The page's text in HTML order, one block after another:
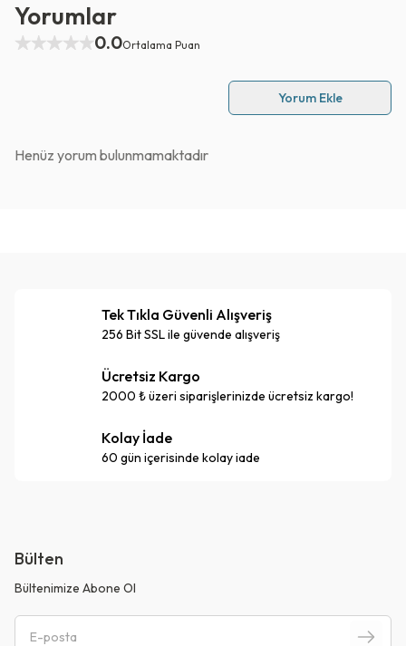
Yorumlar
0.0Ortalama Puan
Yorum Ekle
Henüz yorum bulunmamaktadır
Tek Tıkla Güvenli Alışveriş
256 Bit SSL ile güvende alışveriş
Ücretsiz Kargo
2000 ₺ üzeri siparişlerinizde ücretsiz kargo!
Kolay İade
60 gün içerisinde kolay iade
Bülten
Bültenimize Abone Ol